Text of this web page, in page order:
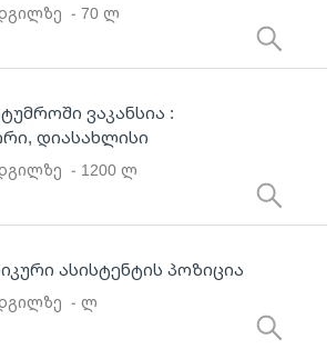
- 70 ლ
ვაკანსია :
დიასახლისი
- 1200 ლ
ასისტენტის პოზიცია
- ლ